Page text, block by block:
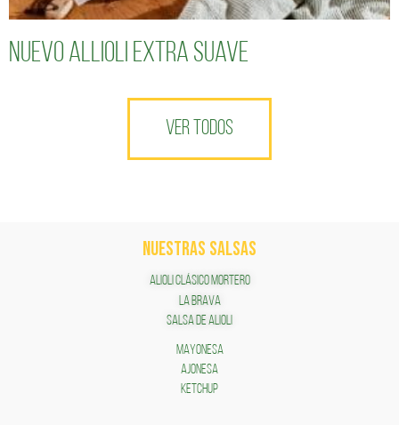
Nuevo Allioli Extra Suave
VER TODOS
NUESTRAS SALSAS
ALIOLI CLÁSICO MORTERO
LA BRAVA
SALSA DE ALIOLI
MAYONESA
AJONESA
KETCHUP